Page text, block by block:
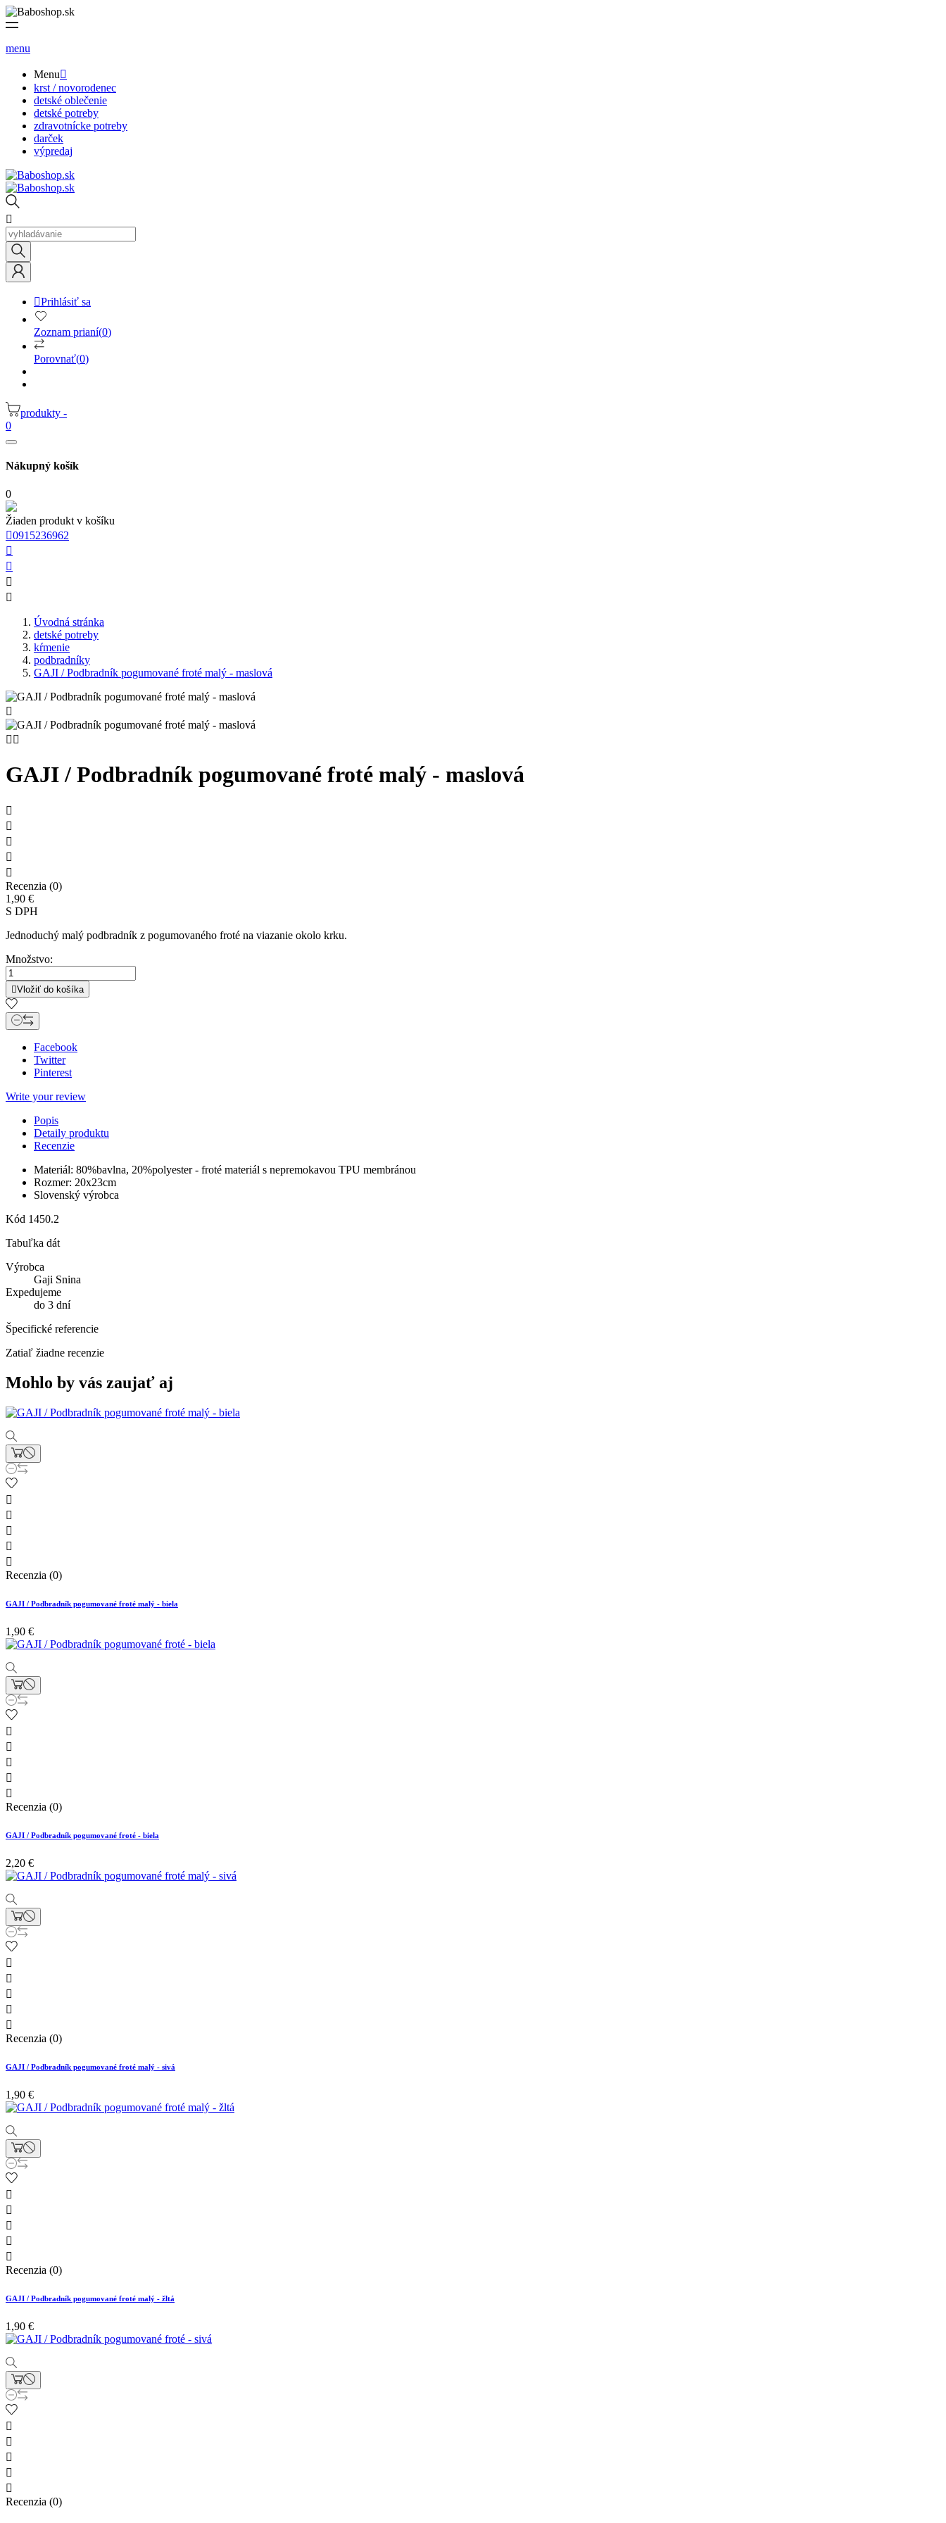
menu
Menu
krst / novorodenec
detské oblečenie
detské potreby
zdravotnícke potreby
darček
výpredaj

Prihlásiť sa
Zoznam prianí(0)
Porovnať(0)
produkty -
0
Nákupný košík
0
Žiaden produkt v košíku
0915236962




Úvodná stránka
detské potreby
kŕmenie
podbradníky
GAJI / Podbradník pogumované froté malý - maslová

 
GAJI / Podbradník pogumované froté malý - maslová





Recenzia (0)
1,90 €
S DPH
Jednoduchý malý podbradník z pogumovaného froté na viazanie okolo krku.
Množstvo:
Vložiť do košíka
Facebook
Twitter
Pinterest
Write your review
Popis
Detaily produktu
Recenzie
Materiál: 80%bavlna, 20%polyester - froté materiál s nepremokavou TPU membránou
Rozmer: 20x23cm
Slovenský výrobca
Kód 1450.2
Tabuľka dát
Výrobca
Gaji Snina
Expedujeme
do 3 dní
Špecifické referencie
Zatiaľ žiadne recenzie
Mohlo by vás zaujať aj





Recenzia (0)
GAJI / Podbradník pogumované froté malý - biela
1,90 €





Recenzia (0)
GAJI / Podbradník pogumované froté - biela
2,20 €





Recenzia (0)
GAJI / Podbradník pogumované froté malý - sivá
1,90 €





Recenzia (0)
GAJI / Podbradník pogumované froté malý - žltá
1,90 €





Recenzia (0)